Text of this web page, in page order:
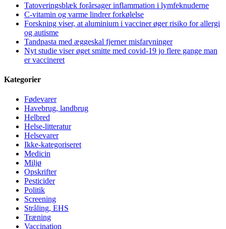
Tatoveringsblæk forårsager inflammation i lymfeknuderne
C-vitamin og varme lindrer forkølelse
Forskning viser, at aluminium i vacciner øger risiko for allergi
og autisme
Tandpasta med æggeskal fjerner misfarvninger
Nyt studie viser øget smitte med covid-19 jo flere gange man
er vaccineret
Kategorier
Fødevarer
Havebrug, landbrug
Helbred
Helse-litteratur
Helsevarer
Ikke-kategoriseret
Medicin
Miljø
Opskrifter
Pesticider
Politik
Screening
Stråling, EHS
Træning
Vaccination